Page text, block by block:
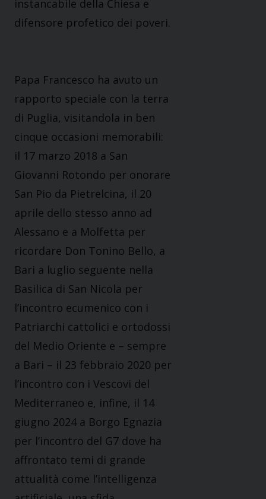
instancabile della Chiesa e
difensore profetico dei poveri.
Papa Francesco ha avuto un
rapporto speciale con la terra
di Puglia, visitandola in ben
cinque occasioni memorabili:
il 17 marzo 2018 a San
Giovanni Rotondo per onorare
San Pio da Pietrelcina, il 20
aprile dello stesso anno ad
Alessano e a Molfetta per
ricordare Don Tonino Bello, a
Bari a luglio seguente nella
Basilica di San Nicola per
l’incontro ecumenico con i
Patriarchi cattolici e ortodossi
del Medio Oriente e – sempre
a Bari – il 23 febbraio 2020 per
l’incontro con i Vescovi del
Mediterraneo e, infine, il 14
giugno 2024 a Borgo Egnazia
per l’incontro del G7 dove ha
affrontato temi di grande
attualità come l’intelligenza